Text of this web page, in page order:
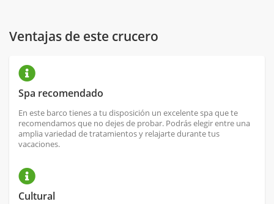
Ventajas de este crucero
Spa recomendado
En este barco tienes a tu disposición un excelente spa que te
recomendamos que no dejes de probar. Podrás elegir entre una
amplia variedad de tratamientos y relajarte durante tus
vacaciones.
Cultural